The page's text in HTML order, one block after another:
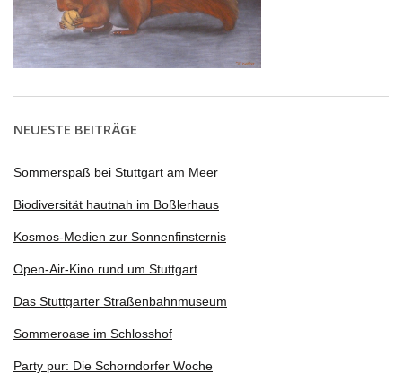
NEUESTE BEITRÄGE
Sommerspaß bei Stuttgart am Meer
Biodiversität hautnah im Boßlerhaus
Kosmos-Medien zur Sonnenfinsternis
Open-Air-Kino rund um Stuttgart
Das Stuttgarter Straßenbahnmuseum
Sommeroase im Schlosshof
Party pur: Die Schorndorfer Woche